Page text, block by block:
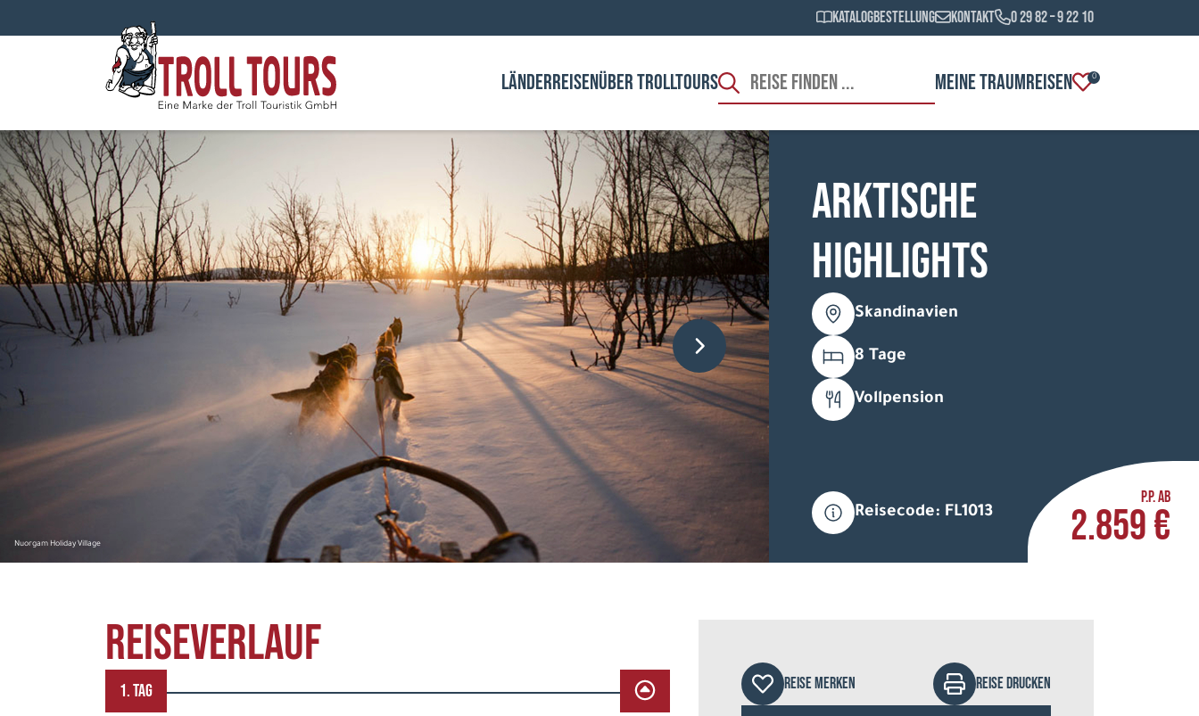
Katalogbestellung Kontakt 0 29 82 – 9 22 10
LÄNDERREISENÜBER TROLLTOURS MEINE TRAUMREISEN 0
Nuorgam Holiday Village
Arktische
Highlights
Skandinavien
8 Tage
Vollpension
Reisecode: FL1013
P.P. AB
2.859 €
REISEVERLAUF
1. TAG REISE MERKEN REISE DRUCKEN